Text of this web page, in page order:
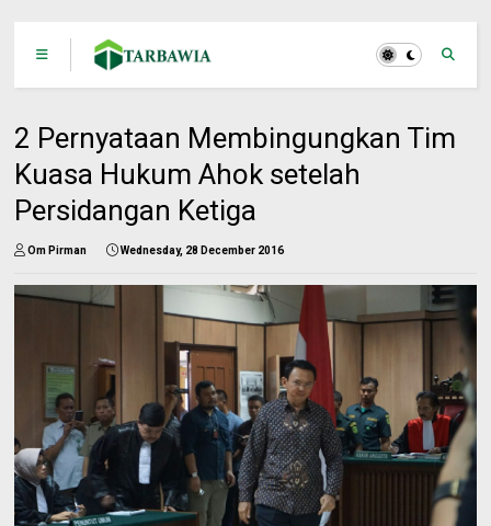
2 Pernyataan Membingungkan Tim
Kuasa Hukum Ahok setelah
Persidangan Ketiga
Om Pirman Wednesday, 28 December 2016